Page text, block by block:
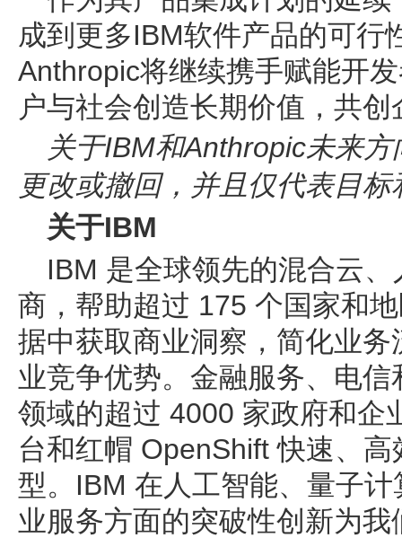
成到更多IBM软件产品的可行
Anthropic将继续携手赋能开
户与社会创造长期价值，共
关于IBM和Anthropic未来
更改或撤回，并且仅代表目标
关于IBM
IBM 是全球领先的混合云
商，帮助超过 175 个国家和
据中获取商业洞察，简化业
业竞争优势。金融服务、电
领域的超过 4000 家政府和企
台和红帽 OpenShift 快速、
型。IBM 在人工智能、量子
业服务方面的突破性创新为